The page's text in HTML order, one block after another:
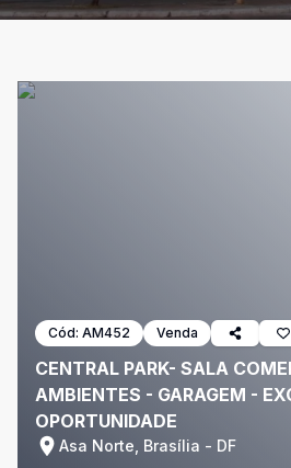
Cód: AM452 Venda
CENTRAL PARK- SALA
AMBIENTES - GARAGEM -
OPORTUNIDADE
Asa Norte, Brasília - DF